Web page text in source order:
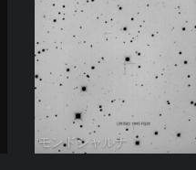
モンドシャルナ